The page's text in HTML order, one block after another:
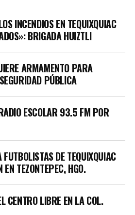
INCENDIOS EN TEQUIXQUIAC
BRIGADA HUIZTLI
ARMAMENTO PARA
PÚBLICA
ESCOLAR 93.5 FM POR
FUTBOLISTAS DE TEQUIXQUIAC
EN TEZONTEPEC, HGO.
CENTRO LIBRE EN LA COL.